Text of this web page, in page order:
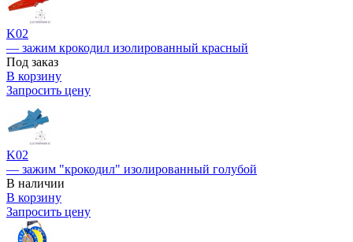
K02
— зажим крокодил изолированный красный
Под заказ
В корзину
Запросить цену
K02
— зажим "крокодил" изолированный голубой
В наличии
В корзину
Запросить цену